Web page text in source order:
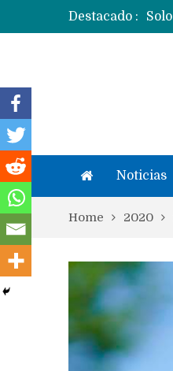
Destacado :
Noticias
Home 2020